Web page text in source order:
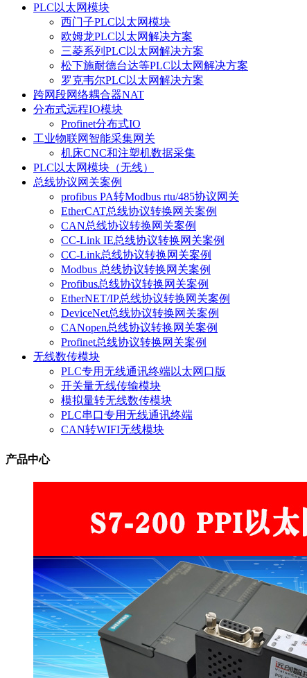
PLC以太网模块
西门子PLC以太网模块
欧姆龙PLC以太网解决方案
三菱系列PLC以太网解决方案
松下施耐德台达等PLC以太网解决方案
罗克韦尔PLC以太网解决方案
跨网段网络耦合器NAT
分布式远程IO模块
Profinet分布式IO
工业物联网智能采集网关
机床CNC和注塑机数据采集
PLC以太网模块（无线）
总线协议网关案例
profibus PA转Modbus rtu/485协议网关
EtherCAT总线协议转换网关案例
CAN总线协议转换网关案例
CC-Link IE总线协议转换网关案例
CC-Link总线协议转换网关案例
Modbus 总线协议转换网关案例
Profibus总线协议转换网关案例
EtherNET/IP总线协议转换网关案例
DeviceNet总线协议转换网关案例
CANopen总线协议转换网关案例
Profinet总线协议转换网关案例
无线数传模块
PLC专用无线通讯终端以太网口版
开关量无线传输模块
模拟量转无线数传模块
PLC串口专用无线通讯终端
CAN转WIFI无线模块
产品中心